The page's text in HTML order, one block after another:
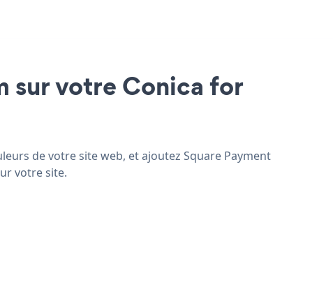
sur votre Conica for
de votre site web, et ajoutez Square Payment
votre site.